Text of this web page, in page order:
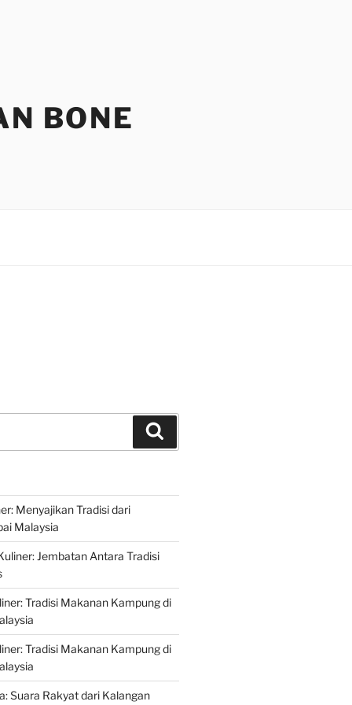
BONE
Menyajikan Tradisi dari
Malaysia
Jembatan Antara Tradisi
Tradisi Makanan Kampung di
Tradisi Makanan Kampung di
Suara Rakyat dari Kalangan